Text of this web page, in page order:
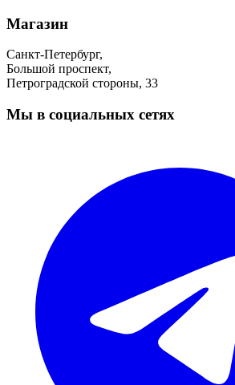
Магазин
Санкт-Петербург,
Большой проспект,
Петроградской стороны, 33
Мы в социальных сетях